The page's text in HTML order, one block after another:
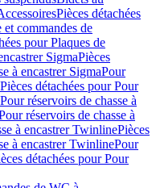
Pièces détachées
et commandes de
pour Plaques de
SigmaPièces
à encastrer SigmaPour
Pièces détachées pour Pour
Pour réservoirs de chasse à
réservoirs de chasse à
à encastrer TwinlinePièces
à encastrer TwinlinePour
détachées pour Pour